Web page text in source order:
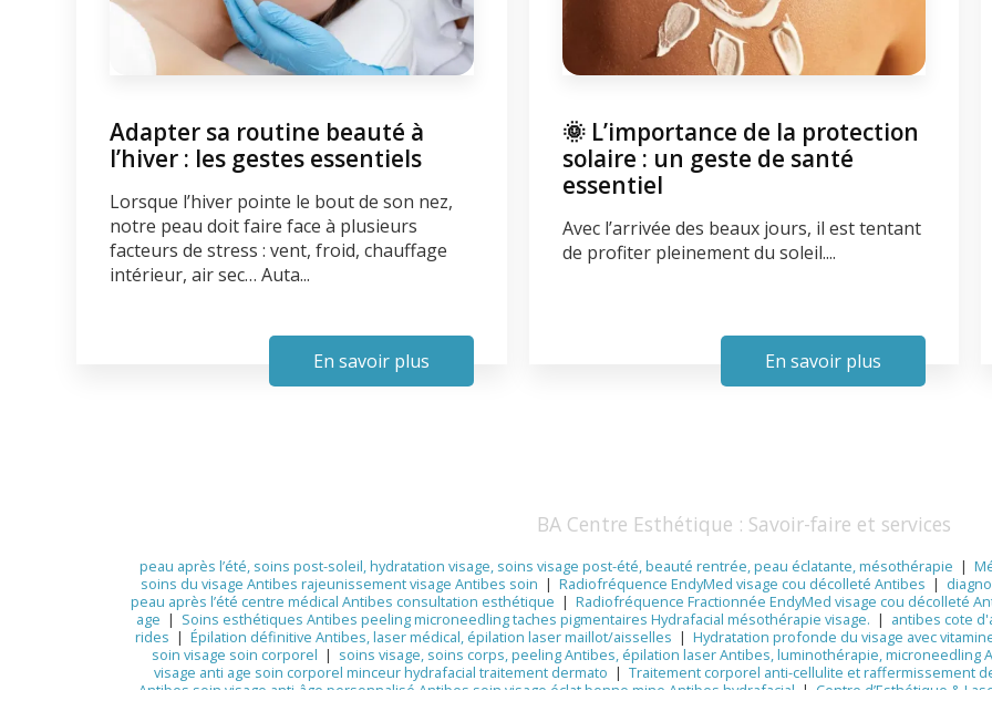
Adapter sa routine beauté à
l’hiver : les gestes essentiels
Lorsque l’hiver pointe le bout de son nez,
notre peau doit faire face à plusieurs
facteurs de stress : vent, froid, chauffage
intérieur, air sec… Auta...
En savoir plus
🌞 L’importance de la protection
solaire : un geste de santé
essentiel
Avec l’arrivée des beaux jours, il est tentant
de profiter pleinement du soleil....
En savoir plus
BA Centre Esthétique : Savoir-faire et services
peau après l’été, soins post-soleil, hydratation visage, soins visage post-été, beauté rentrée, peau éclatante, mésothérapie |
soins du visage Antibes rajeunissement visage Antibes soin | Radiofréquence EndyMed visage cou décolleté Antibes |
peau après l’été centre médical Antibes consultation esthétique | Radiofréquence Fractionnée EndyMed visage cou décolleté
age | Soins esthétiques Antibes peeling microneedling taches pigmentaires Hydrafacial mésothérapie visage. | antibes cote
rides | Épilation définitive Antibes, laser médical, épilation laser maillot/aisselles | Hydratation profonde du visage avec
soin visage soin corporel | soins visage, soins corps, peeling Antibes, épilation laser Antibes, luminothérapie, microneedling
visage anti age soin corporel minceur hydrafacial traitement dermato | Traitement corporel anti-cellulite et raffermissement
Antibes soin visage anti-âge personnalisé Antibes soin visage éclat bonne mine Antibes hydrafacial | Centre d’Esthétique &